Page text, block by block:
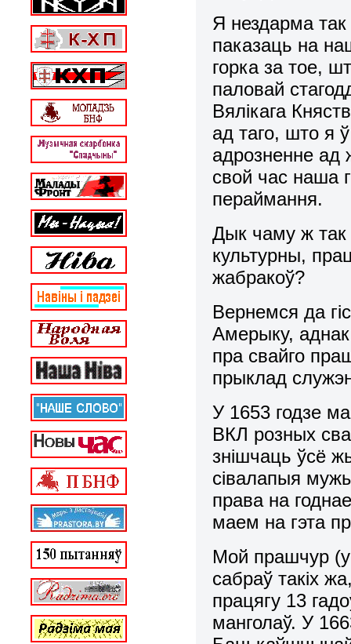
Я нездарма так
паказаць на
горка за тое,
паловай
Вялікага
ад таго, што я
адрозненне ад
свой час наша
пераймання.
Дык чаму ж так
культурны,
жабракоў?
Вернемся да
Амерыку,
пра свайго
прыклад
У 1653 годзе
ВКЛ розных
знішчаць ўсё
сівалапыя
права на
маем на гэта
Мой прашчур
сабраў такіх
працягу 13
манголаў. У